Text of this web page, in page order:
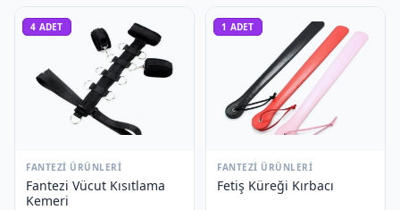
4 ADET
FANTEZI ÜRÜNLERI
Fantezi Vücut Kısıtlama
Kemeri
1 ADET
FANTEZI ÜRÜNLERI
Fetiş Küreği Kırbacı